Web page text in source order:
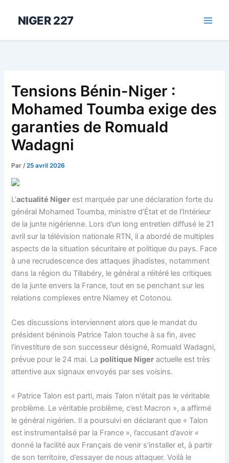
NIGER 227
Tensions Bénin-Niger :
Mohamed Toumba exige des
garanties de Romuald
Wadagni
Par/25 avril 2026
L’actualité Niger est marquée par une déclaration forte du
général Mohamed Toumba, ministre d’État et de l’Intérieur
de la junte nigérienne. Lors d’un long entretien diffusé le 21
avril sur la télévision nationale RTN, il a abordé de multiples
aspects de la situation sécuritaire et politique du pays. Face
à une recrudescence des attaques jihadistes, notamment
dans la région du Tillabéry, le général a réitéré les critiques
de la junte envers la France, tout en se penchant sur les
relations complexes entre Niamey et Cotonou.
Ces discussions interviennent alors que le mandat du
président béninois Patrice Talon touche à sa fin, avec
l’investiture de son successeur désigné, Romuald Wadagni,
prévue pour le 24 mai. La politique Niger actuelle est très
attentive aux signaux envoyés par ses voisins.
« Patrice Talon est parti, mais Talon n’était pas le véritable
problème. Le véritable problème, c’est Macron », a affirmé
le général nigérien. Il a poursuivi en déclarant que « Talon
est instrumentalisé par la France », l’accusant d’avoir «
donné la facilité aux Français de venir s’installer et, à partir
de son territoire, d’essayer de nous attaquer. Voilà le